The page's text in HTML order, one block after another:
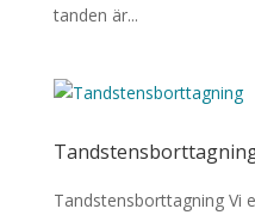
tanden är...
Tandstensborttagning Vi